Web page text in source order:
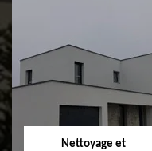
Pose et
changement de
fenêtre de toit et
Velux 31
Nettoyage et